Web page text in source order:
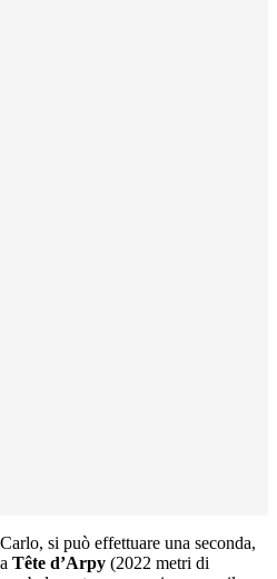
si può effettuare una seconda,
Tête d’Arpy (2022 metri di